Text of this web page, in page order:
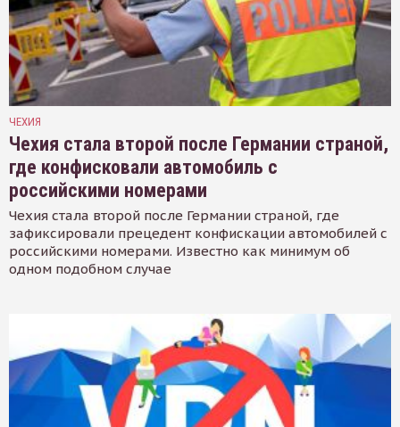
ЧЕХИЯ
Чехия стала второй после Германии страной,
где конфисковали автомобиль с
российскими номерами
Чехия стала второй после Германии страной, где
зафиксировали прецедент конфискации автомобилей с
российскими номерами. Известно как минимум об
одном подобном случае